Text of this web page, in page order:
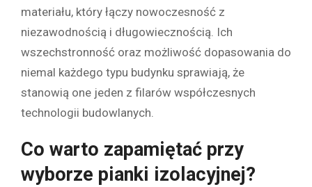
materiału, który łączy nowoczesność z
niezawodnością i długowiecznością. Ich
wszechstronność oraz możliwość dopasowania do
niemal każdego typu budynku sprawiają, że
stanowią one jeden z filarów współczesnych
technologii budowlanych.
Co warto zapamiętać przy
wyborze pianki izolacyjnej?